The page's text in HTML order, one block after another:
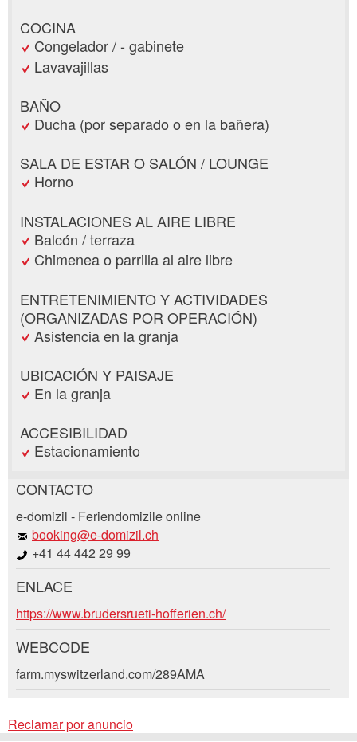
COCINA
Congelador / - gabinete
Lavavajillas
BAÑO
Ducha (por separado o en la bañera)
SALA DE ESTAR O SALÓN / LOUNGE
Horno
INSTALACIONES AL AIRE LIBRE
Balcón / terraza
Chimenea o parrilla al aire libre
ENTRETENIMIENTO Y ACTIVIDADES
(ORGANIZADAS POR OPERACIÓN)
Asistencia en la granja
UBICACIÓN Y PAISAJE
En la granja
ACCESIBILIDAD
Estacionamiento
Reclamar por anuncio
Su regeneración es muy apreciada!
Comentarios generales
Entrada no válida
Entrada incompleta
Recomiende este anuncio a sus amigos.
CONTACTO
e-domizil - Feriendomizile online
booking@e-domizil.ch
+41 44 442 29 99
Solicitud de reserva
Llegada *
lu ma mi ju vi sá do
ENLACE
https://www.brudersrueti-hofferien.ch/
WEBCODE
farm.myswitzerland.com/289AMA
Reclamar por anuncio